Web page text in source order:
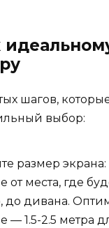
шагов,
выбор:
размер экрана:
от места, где
до дивана.
— 1.5-2.5 метра